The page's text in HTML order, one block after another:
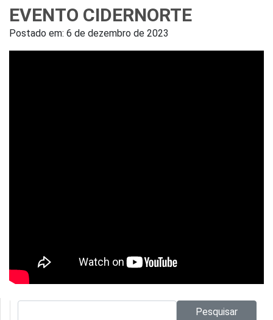
EVENTO CIDERNORTE
Postado em: 6 de dezembro de 2023
Pesquisar